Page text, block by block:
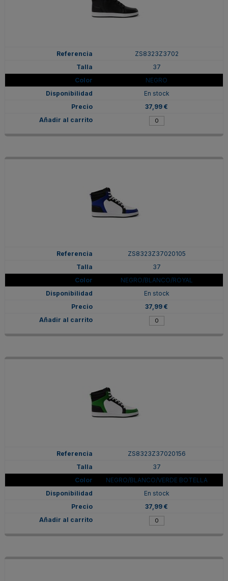
ZS8323Z3702
37
NEGRO
En stock
37,99 €
ZS8323Z37020105
37
NEGRO/BLANCO/ROYAL
En stock
37,99 €
ZS8323Z37020156
37
NEGRO/BLANCO/VERDE BOTELLA
En stock
37,99 €